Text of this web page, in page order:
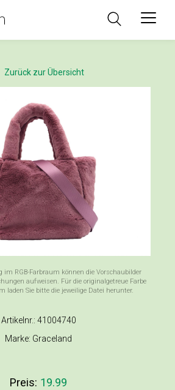
Zurück zur Übersicht
im RGB-Farbraum können die Vorschaubilder
aufweisen. Für die originalgetreue Farbe
laden Sie bitte die jeweilige Datei herunter.
Artikelnr.: 41004740
Marke: Graceland
Preis: 19.99